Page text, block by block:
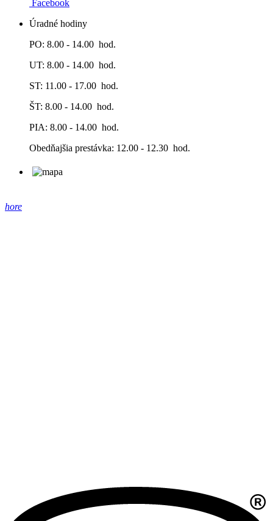
Facebook
Úradné hodiny
PO: 8.00 - 14.00 hod.
UT: 8.00 - 14.00 hod.
ST: 11.00 - 17.00 hod.
ŠT: 8.00 - 14.00 hod.
PIA: 8.00 - 14.00 hod.
Obedňajšia prestávka: 12.00 - 12.30 hod.
hore